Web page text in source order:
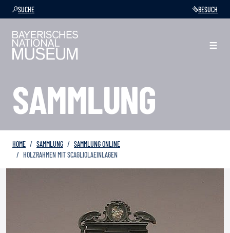
SUCHE BESUCH
SAMMLUNG
HOME SAMMLUNG
SAMMLUNG ONLINE
HOLZRAHMEN MIT SCAGLIOLAEINLAGEN